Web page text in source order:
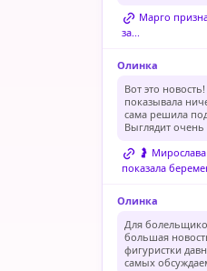
Марго
за...
Олинка
Вот это
показывала
сама решила
Выглядит очень
🤰
показала
Олинка
Для
большая
фигуристки
самых